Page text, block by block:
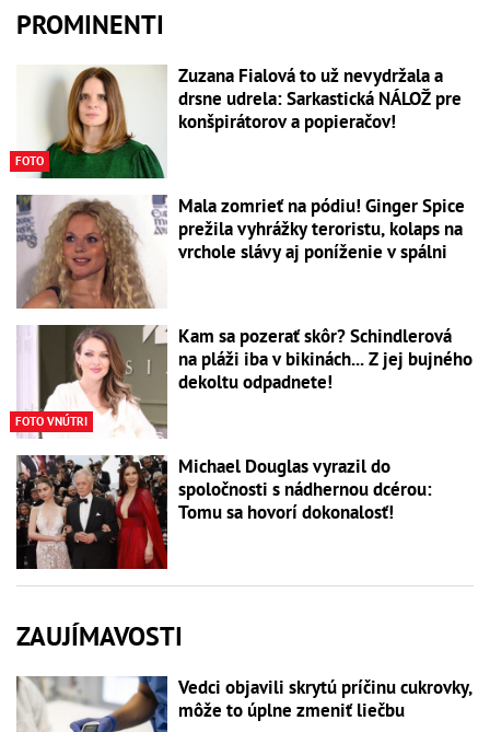
PROMINENTI
FOTO
Zuzana Fialová to už nevydržala a
drsne udrela: Sarkastická NÁLOŽ pre
konšpirátorov a popieračov!
Mala zomrieť na pódiu! Ginger Spice
prežila vyhrážky teroristu, kolaps na
vrchole slávy aj poníženie v spálni
FOTO VNÚTRI
Kam sa pozerať skôr? Schindlerová
na pláži iba v bikinách... Z jej bujného
dekoltu odpadnete!
Michael Douglas vyrazil do
spoločnosti s nádhernou dcérou:
Tomu sa hovorí dokonalosť!
ZAUJÍMAVOSTI
Vedci objavili skrytú príčinu cukrovky,
môže to úplne zmeniť liečbu